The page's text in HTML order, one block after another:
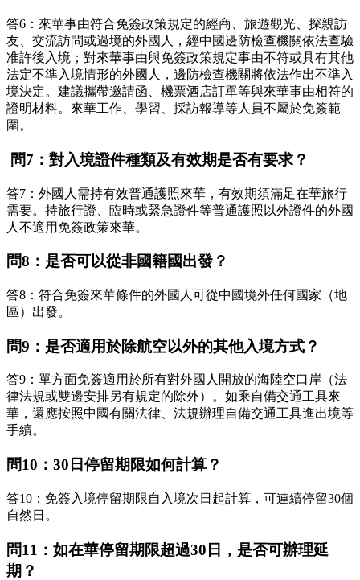
答6：來華事由符合免簽政策規定的經商、旅遊觀光、探親訪
友、交流訪問或過境的外國人，經中國邊防檢查機關依法查驗
准許後入境；對來華事由與免簽政策規定事由不符或具有其他
法定不準入境情形的外國人，邊防檢查機關將依法作出不準入
境決定。建議攜帶邀請函、機票酒店訂單等與來華事由相符的
證明材料。來華工作、學習、採訪報導等人員不屬於免簽範
圍。
問7：對入境證件種類及有效期是否有要求？
答7：外國人需持有效普通護照來華，有效期須滿足在華旅行
需要。持旅行證、臨時或緊急證件等普通護照以外證件的外國
人不適用免簽政策來華。
問8：是否可以從非國籍國出發？
答8：符合免簽來華條件的外國人可從中國境外任何國家（地
區）出發。
問9：是否適用於除航空以外的其他入境方式？
答9：單方面免簽適用於所有對外國人開放的海陸空口岸（法
律法規或雙邊安排另有規定的除外）。如乘自備交通工具來
華，還應按照中國有關法律、法規辦理自備交通工具進出境等
手續。
問10：30日停留期限如何計算？
答10：免簽入境停留期限自入境次日起計算，可連續停留30個
自然日。
問11：如在華停留期限超過30日，是否可辦理延
期？